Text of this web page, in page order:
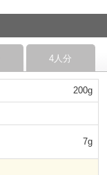
4人分
200g
7g